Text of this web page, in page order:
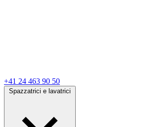
+41 24 463 90 50